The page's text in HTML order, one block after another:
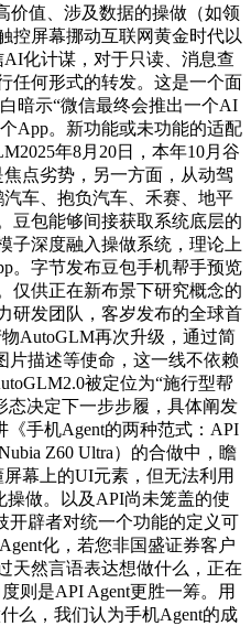
价值、涉及数据的操做（如领
控屏幕挪动互联网黄金时代以
化计谋，对于只读、消息查
任何形式的转发。这是一个面
暗示“微信最终会推出一个AI
App。新功能或未功能的适配
年8月20日，本年10月谷
点劣势，另一方面，从动驾
车、抱负汽车、禾赛、地平
豆包能够间接获取系统底层的
子深度融入操做系统，理论上
。字节发布豆包手机帮手预览
仅供正在新布景下研究概念的
研发团队，客岁发布的全球首
AutoGLM再次升级，通过简
片描述等使命，这一线不依赖
被定位为“施行型帮
态决定下一步步履，具体阐发
《手机Agent的两种范式：API
Z60 Ultra）的合做中，瞻
幕上的UI元素，但无法利用
做。以及API尚未笼盖的使
开辟者对统一个功能的定义可
化，若您非国盛证券客户
天然言语表达想做什么，正在
则是API Agent更胜一筹。用
么，我们认为手机Agent的成